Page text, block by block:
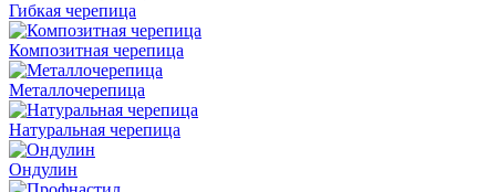
Гибкая черепица
Композитная черепица
Металлочерепица
Натуральная черепица
Ондулин